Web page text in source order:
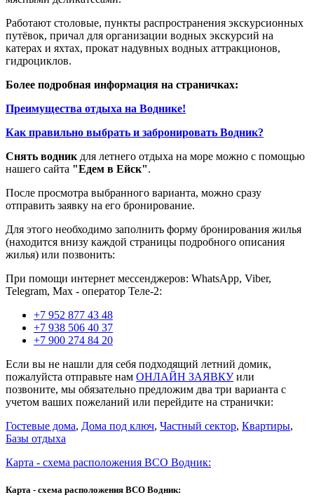
Работают столовые, пункты распространения экскурсионных
путёвок, причал для организации водных экскурсий на
катерах и яхтах, прокат надувных водных аттракционов,
гидроциклов.
Более подробная информация на страничках:
Преимущества отдыха на Воднике!
Как правильно выбрать и забронировать Водник?
Снять водник для летнего отдыха на море можно с помощью
нашего сайта "Едем в Ейск".
После просмотра выбранного варианта, можно сразу
отправить заявку на его бронирование.
Для этого необходимо заполнить форму бронирования жилья
(находится внизу каждой страницы подробного описания
жилья) или позвонить:
При помощи интернет мессенджеров: WhatsApp, Viber,
Telegram, Мах - оператор Теле-2:
+7 952 877 43 48
+7 938 506 40 37
+7 900 274 84 20
Если вы не нашли для себя подходящий летний домик,
пожалуйста отправьте нам ОНЛАЙН ЗАЯВКУили
позвоните, мы обязательно предложим два три варианта с
учетом ваших пожеланий или перейдите на странички:
Гостевые дома, Дома под ключ, Частный сектор, Квартиры,
Базы отдыха
Карта - схема расположения ВСО Водник:
Карта - схема расположения ВСО Водник: